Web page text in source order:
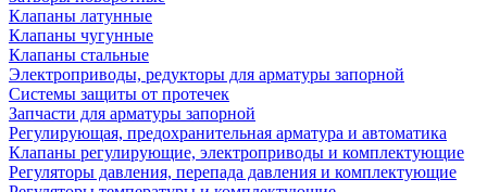
Клапаны латунные
Клапаны чугунные
Клапаны стальные
Электроприводы, редукторы для арматуры запорной
Системы защиты от протечек
Запчасти для арматуры запорной
Регулирующая, предохранительная арматура и автоматика
Клапаны регулирующие, электроприводы и комплектующие
Регуляторы давления, перепада давления и комплектующие